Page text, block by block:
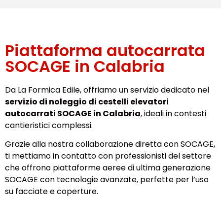
Piattaforma autocarrata
SOCAGE in Calabria
Da La Formica Edile, offriamo un servizio dedicato nel
servizio di noleggio di cestelli elevatori
autocarrati SOCAGE in Calabria, ideali in contesti
cantieristici complessi.
Grazie alla nostra collaborazione diretta con SOCAGE,
ti mettiamo in contatto con professionisti del settore
che offrono piattaforme aeree di ultima generazione
SOCAGE con tecnologie avanzate, perfette per l’uso
su facciate e coperture.